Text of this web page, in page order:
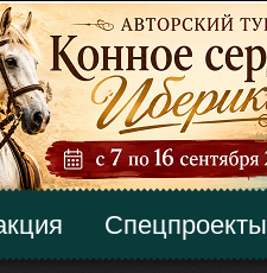
Спецпроекты